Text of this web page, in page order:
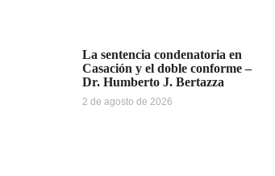
La sentencia condenatoria en
Casación y el doble conforme –
Dr. Humberto J. Bertazza
2 de agosto de 2026